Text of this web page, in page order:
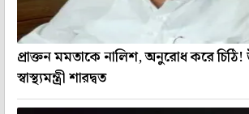
প্রাক্তন মমতাকে নালিশ, অনুরোধ করে চিঠি!
স্বাস্থ্যমন্ত্রী শারদ্বত